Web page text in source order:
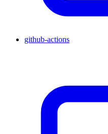
github-actions